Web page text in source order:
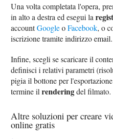
Una volta completata l'opera,
in alto a destra ed esegui la
accountGoogleoFacebook, o
iscrizione tramite indirizzo email.
Infine, scegli se scaricare il
definisci i relativi parametri
pigia il bottone per
termine ilrenderingdel filmato.
Altre soluzioni per creare
online gratis